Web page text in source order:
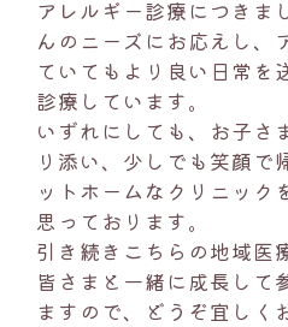
アレルギー診療につきま
んのニーズにお応えし、
ていてもより良い日常を
診療しています。
いずれにしても、お子さ
り添い、少しでも笑顔で
ットホームなクリニック
思っております。
引き続きこちらの地域医
皆さまと一緒に成長して
ますので、どうぞ宜しく